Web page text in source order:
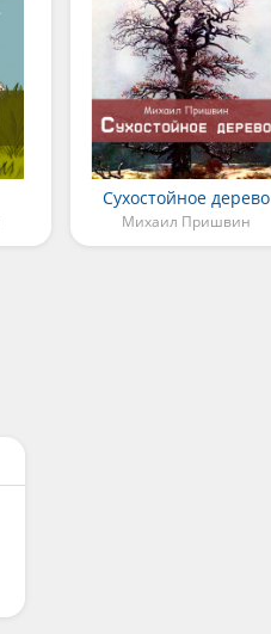
Сухостойное дерево
Михаил Пришвин